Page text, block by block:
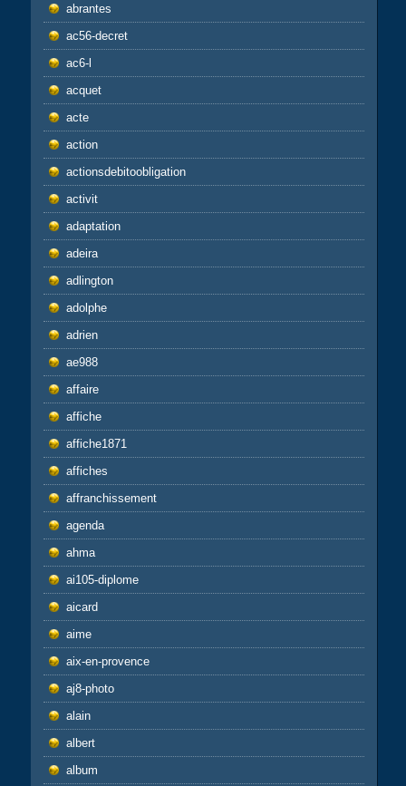
abrantes
ac56-decret
ac6-l
acquet
acte
action
actionsdebitoobligation
activit
adaptation
adeira
adlington
adolphe
adrien
ae988
affaire
affiche
affiche1871
affiches
affranchissement
agenda
ahma
ai105-diplome
aicard
aime
aix-en-provence
aj8-photo
alain
albert
album